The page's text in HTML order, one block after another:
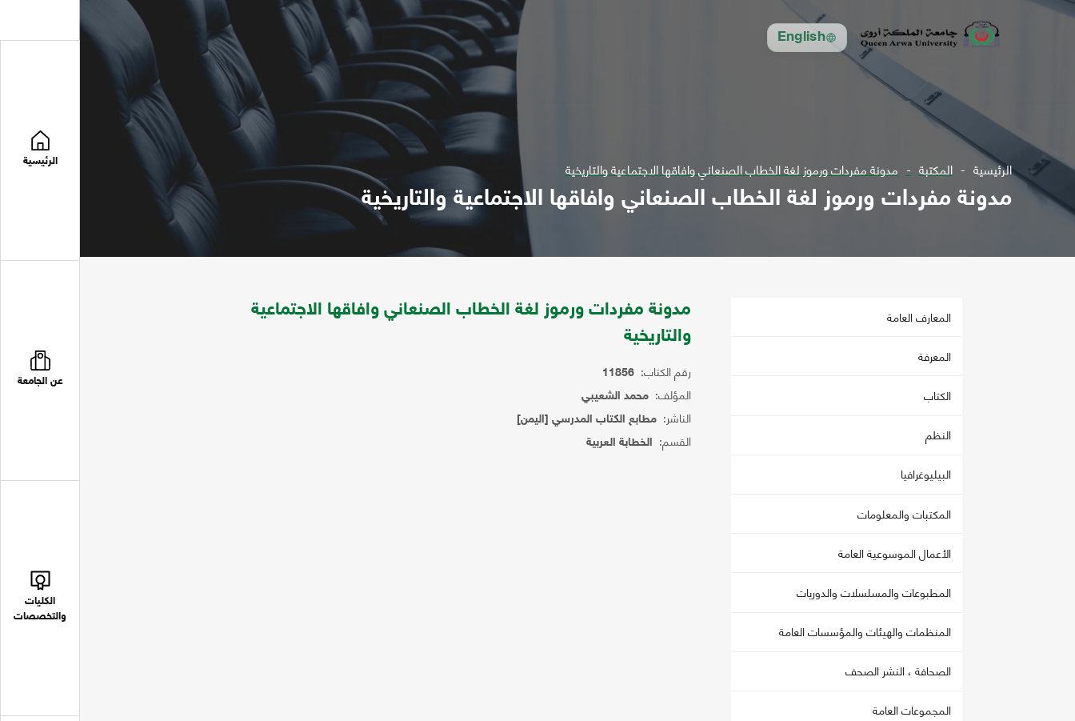
English
الرئيسية
عن الجامعة
الكليات
والتخصصات
الرئيسية المكتبة مدونة مفردات ورموز لغة الخطاب الصنعاني وافاقها الاجتماعية والتاريخية
مدونة مفردات ورموز لغة الخطاب الصنعاني وافاقها الاجتماعية والتاريخية
المعارف العامة
المعرفة
الكتاب
النظم
البيليوغرافيا
المكتبات والمعلومات
الأعمال الموسوعية العامة
المطبوعات والمسلسلات والدوريات
المنظمات والهيئات والمؤسسات العامة
الصحافة ، النشر الصحف
المجموعات العامة
مدونة مفردات ورموز لغة الخطاب الصنعاني وافاقها الاجتماعية
والتاريخية
رقم الكتاب: 11856
المؤلف: محمد الشعيبي
الناشر: مطابع الكتاب المدرسي [اليمن]
القسم: الخطابة العربية